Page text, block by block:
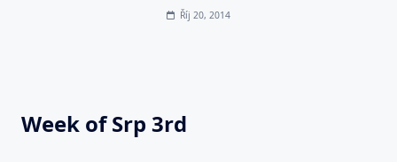
Říj 20, 2014
Week of Srp 3rd